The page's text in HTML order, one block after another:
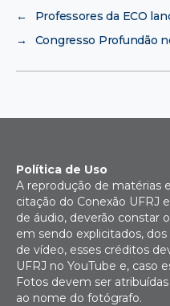
←
Professores da ECO
→
Congresso Profundão
Política de Uso
A reprodução de matérias
citação do Conexão UFRJ
de áudio, deverão constar
em sendo explicitados,
de vídeo, esses créditos
UFRJ no YouTube e, caso
Fotos devem ser
ao nome do fotógrafo.